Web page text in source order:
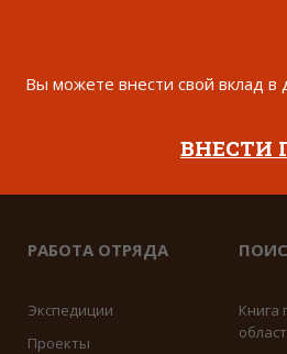
Вы можете внести свой вклад в
ВНЕСТИ
РАБОТА ОТРЯДА
Экспедиции
Проекты
Книга